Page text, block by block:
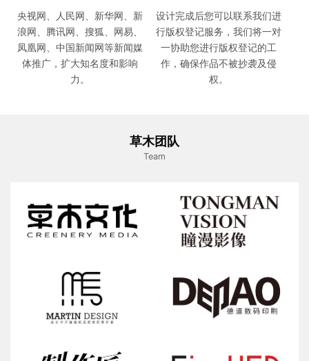
央视网、人民网、新华网、新
浪网、腾讯网、搜狐、网易、
凤凰网、中国新闻网等新闻媒
体推广，扩大知名度和影响
力。
设计完成后您可以联系我们进
行版权登记服务，我们将一对
一协助您进行版权登记的工
作，确保作品不被抄袭及侵
权。
草木团队
Team